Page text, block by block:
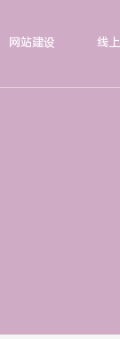
网站建设 线